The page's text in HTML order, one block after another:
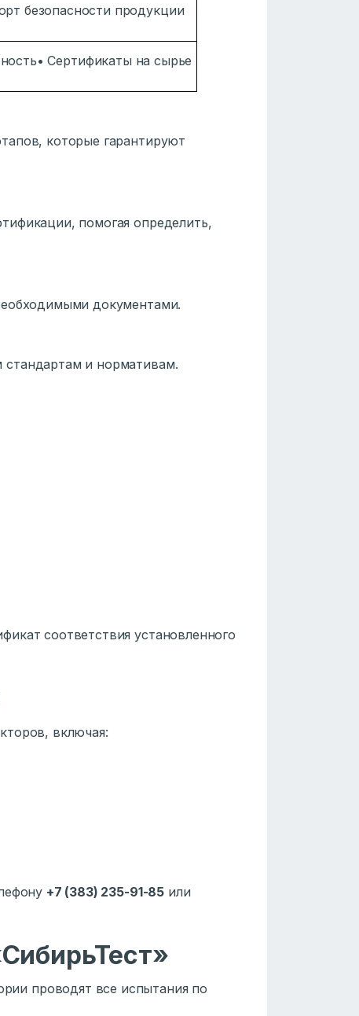
безопасности продукции
Сертификаты на сырье
которые гарантируют
помогая определить,
документами.
стандартам и нормативам.
соответствия установленного
включая:
+7 (383) 235-91-85 или
проводят все испытания по